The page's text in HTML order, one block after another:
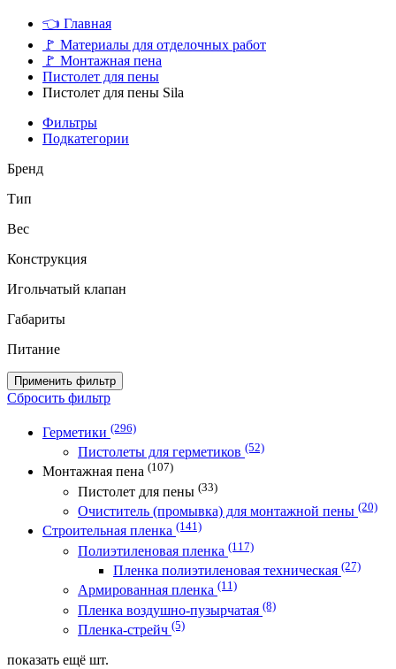
👈 Главная
🚩 Материалы для отделочных работ
🚩 Монтажная пена
Пистолет для пены
Пистолет для пены Sila
Фильтры
Подкатегории
Бренд
Тип
Вес
Конструкция
Игольчатый клапан
Габариты
Питание
Применить фильтр
Сбросить фильтр
Герметики (296)
Пистолеты для герметиков (52)
Монтажная пена (107)
Пистолет для пены (33)
Очиститель (промывка) для монтажной пены (20)
Строительная пленка (141)
Полиэтиленовая пленка (117)
Пленка полиэтиленовая техническая (27)
Армированная пленка (11)
Пленка воздушно-пузырчатая (8)
Пленка-стрейч (5)
показать ещё шт.